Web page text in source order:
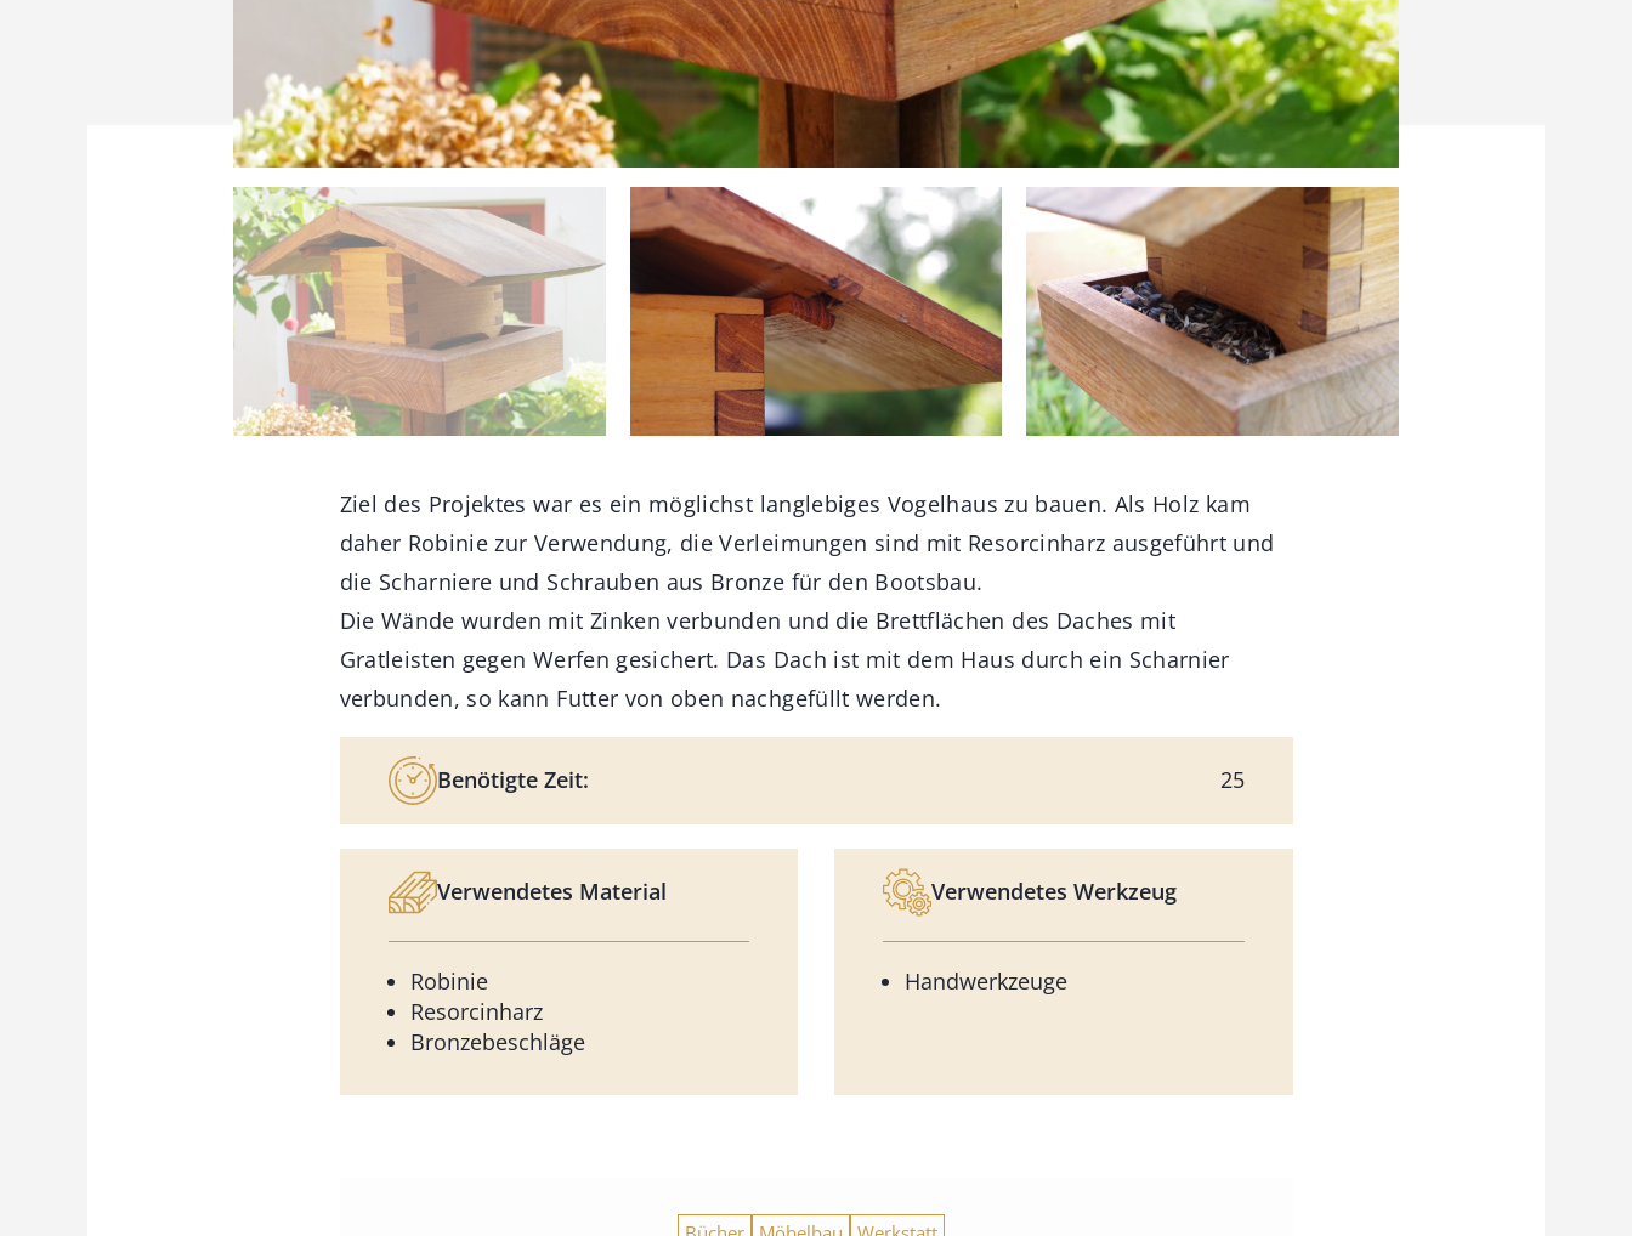
Ziel des Projektes war es ein möglichst langlebiges Vogelhaus zu bauen. Als Holz kam
daher Robinie zur Verwendung, die Verleimungen sind mit Resorcinharz ausgeführt und
die Scharniere und Schrauben aus Bronze für den Bootsbau.
Die Wände wurden mit Zinken verbunden und die Brettflächen des Daches mit
Gratleisten gegen Werfen gesichert. Das Dach ist mit dem Haus durch ein Scharnier
verbunden, so kann Futter von oben nachgefüllt werden.
Benötigte Zeit: 25
Verwendetes Material
Robinie
Resorcinharz
Bronzebeschläge
Verwendetes Werkzeug
Handwerkzeuge